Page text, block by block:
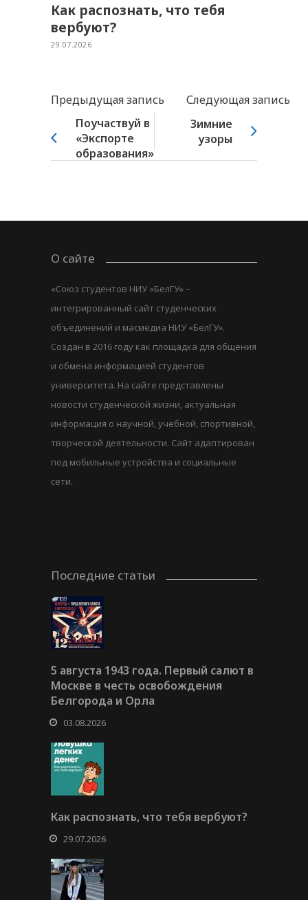
Как распознать, что тебя
вербуют?
29.07.2026
Предыдущая запись
Следующая запись
Поучаствуй в
«Экспорте
образования»
Зимние
узоры
О сайте
«Союз студентов НИУ «БелГУ» –
интегрированный сайт студенческих
объединений и масмедиа НИУ «БелГУ».
Создан в 2016 году как площадка для общения
и обмена информацией студентов
университета. На сайте представлены
новости студенческой жизни, актуальная
информация о научной, учебной, спортивной,
творческой деятельности. Сайт адаптирован
под мобильные устройства и социальные
сети.
Последние статьи
5 августа 1943 года. Первый салют в
Москве в честь освобождения
Белгорода и Орла
03.08.2026
Как распознать, что тебя вербуют?
29.07.2026